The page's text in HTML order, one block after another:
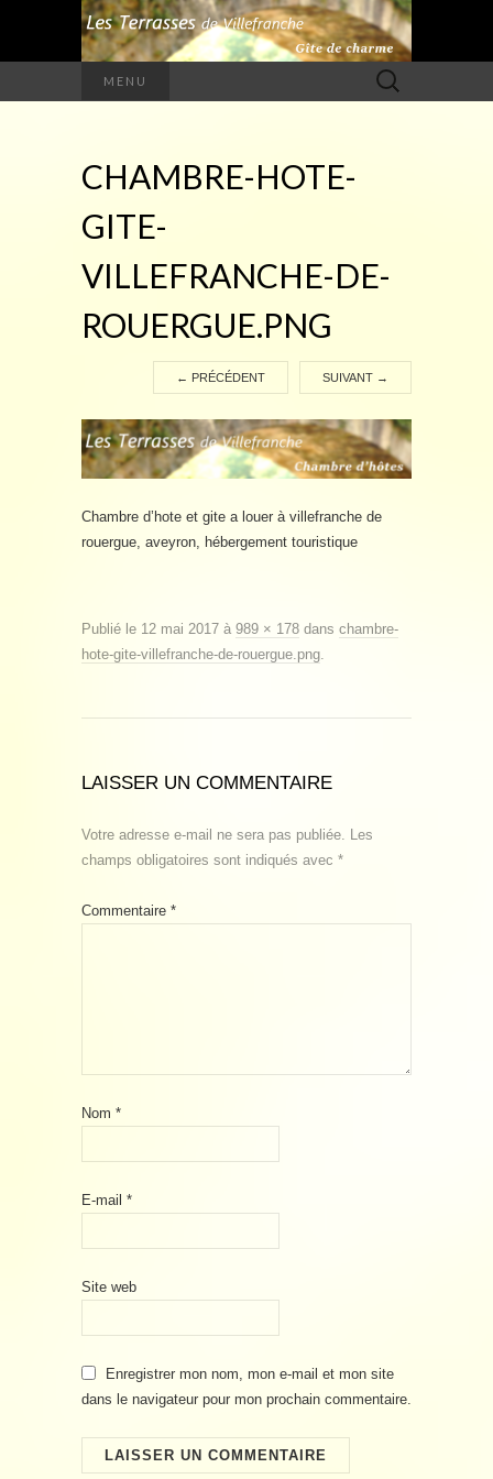
MENU Rechercher :
CHAMBRE-HOTE-
GITE-
VILLEFRANCHE-DE-
ROUERGUE.PNG
← PRÉCÉDENT SUIVANT →
Chambre d’hote et gite a louer à villefranche de
rouergue, aveyron, hébergement touristique
Publié le 12 mai 2017 à 989 × 178 dans chambre-
hote-gite-villefranche-de-rouergue.png.
LAISSER UN COMMENTAIRE
Votre adresse e-mail ne sera pas publiée. Les
champs obligatoires sont indiqués avec *
Commentaire *
Nom *
E-mail *
Site web
Enregistrer mon nom, mon e-mail et mon site
dans le navigateur pour mon prochain commentaire.